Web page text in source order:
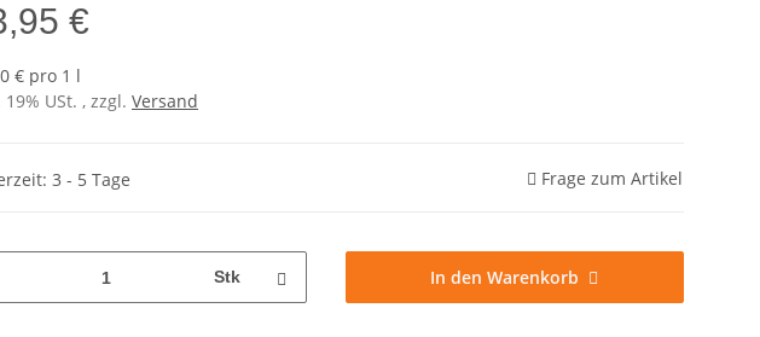
€
€ pro 1 l
USt. , zzgl. Versand
3 - 5 Tage Frage zum Artikel
Stk In den Warenkorb